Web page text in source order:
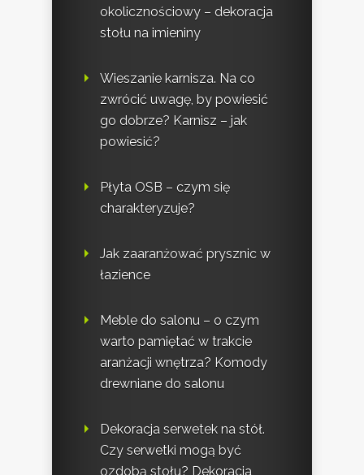
okolicznościowy – dekoracja
stołu na imieniny
Wieszanie karnisza. Na co
zwrócić uwagę, by powiesić
go dobrze? Karnisz – jak
powiesić?
Płyta OSB – czym się
charakteryzuje?
Jak zaaranżować prysznic w
łazience
Meble do salonu – o czym
warto pamiętać w trakcie
aranżacji wnętrza? Komody
drewniane do salonu
Dekoracja serwetek na stół.
Czy serwetki mogą być
ozdobą stołu? Dekoracja